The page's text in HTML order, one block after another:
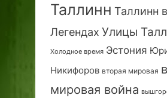
Таллинн Таллинн в
Легендах Улицы
Холодное время Эстония
Никифоров вторая мировая
мировая война